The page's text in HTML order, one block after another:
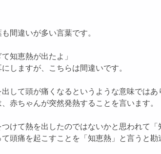
間違いが多い言葉です。
知恵熱が出たよ」
しますが、こちらは間違いです。
して頭が痛くなるというような意味ではあ
赤ちゃんが突然発熱することを言います。
けて熱を出したのではないかと思われて
頭痛を起こすことを「知恵熱」と言うと勘